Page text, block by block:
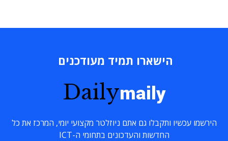
הישארו תמיד מעודכנים
Dailymaily
הירשמו עכשיו ותקבלו גם אתם ניוזלטר מקצועי יומי, המרכז את כל
החדשות והעדכונים בתחומי ה-ICT